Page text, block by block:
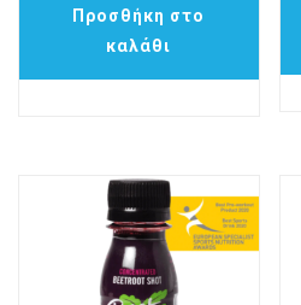
was:
50,41 €.
47,39 €.
Προσθήκη στο
καλάθι